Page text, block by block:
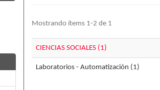
Mostrando ítems 1-2 de 1
CIENCIAS SOCIALES (1)
Laboratorios - Automatización (1)